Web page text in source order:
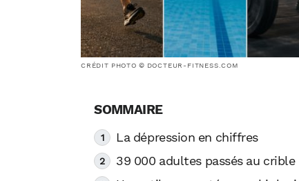
CRÉDIT PHOTO © DOCTEUR-FITNESS.COM
La dépression en chiffres
39 000 adultes passés au crible